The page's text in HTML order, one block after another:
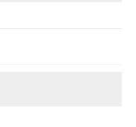
されないよう、適
がございますので